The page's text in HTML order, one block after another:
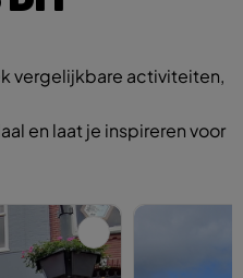
vergelijkbare activiteiten,
en laat je inspireren voor